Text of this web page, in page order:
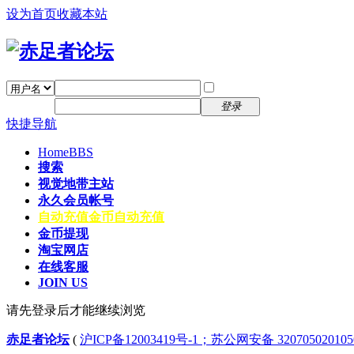
设为首页收藏本站
登录
快捷导航
HomeBBS
搜索
视觉地带主站
永久会员帐号
自动充值金币自动充值
金币提现
淘宝网店
在线客服
JOIN US
请先登录后才能继续浏览
赤足者论坛( 沪ICP备12003419号-1；苏公网安备